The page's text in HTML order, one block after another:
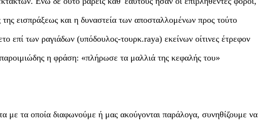
εισπράξεως και η δυναστεία των αποσταλλομένων προς τούτο
επί των ραγιάδων (υπόδουλος-τουρκ.raya) εκείνων οίτινες έτρεφον
η φράση: «πλήρωσε τα μαλλιά της κεφαλής του»
με τα οποία διαφωνούμε ή μας ακούγονται παράλογα, συνηθίζουμε να